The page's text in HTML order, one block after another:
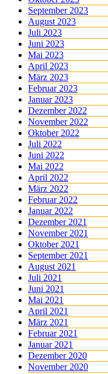
September 2023
August 2023
Juli 2023
Juni 2023
Mai 2023
April 2023
März 2023
Februar 2023
Januar 2023
Dezember 2022
November 2022
Oktober 2022
Juli 2022
Juni 2022
Mai 2022
April 2022
März 2022
Februar 2022
Januar 2022
Dezember 2021
November 2021
Oktober 2021
September 2021
August 2021
Juli 2021
Juni 2021
Mai 2021
April 2021
März 2021
Februar 2021
Januar 2021
Dezember 2020
November 2020